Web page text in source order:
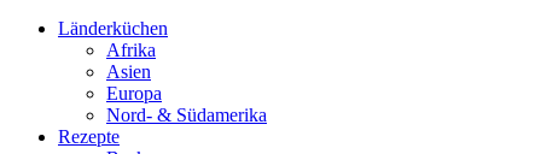
Länderküchen
Afrika
Asien
Europa
Nord- & Südamerika
Rezepte